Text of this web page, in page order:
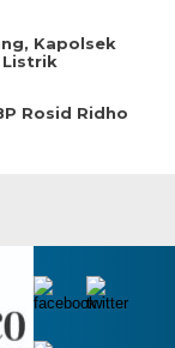
Kapolsek
Listrik
Rosid Ridho